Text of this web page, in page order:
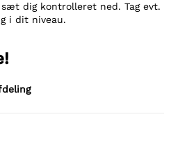
dig kontrolleret ned. Tag evt.
i dit niveau.